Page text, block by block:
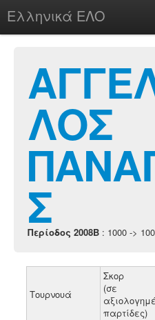
Ελληνικά ΕΛΟ
chesstu.be @ discord
LoginΛΟΣ
Σ
Περίοδος 2008B : 1000 ->
Τουρνουά
Σκορ
(σε
παρτίδες)